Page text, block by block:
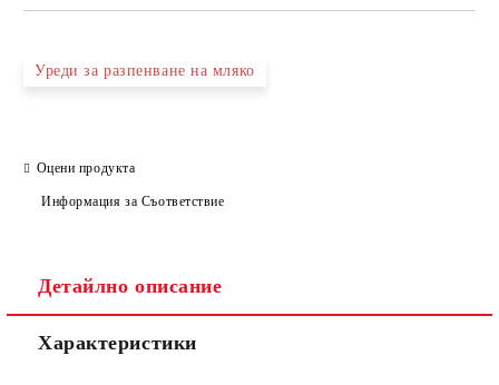
Уреди за разпенване на мляко
Оцени продукта
Информация за Съответствие
Детайлно описание
Характеристики